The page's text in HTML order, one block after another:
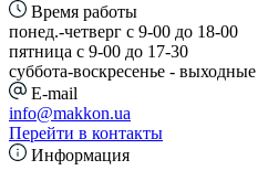
Время работы
понед.-четверг с 9-00 до 18-00
пятница с 9-00 до 17-30
cуббота-воскресенье - выходные
E-mail
info@makkon.ua
Перейти в контакты
Информация